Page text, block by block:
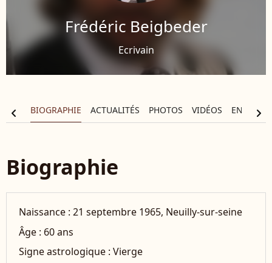
Frédéric Beigbeder
Ecrivain
BIOGRAPHIE ACTUALITÉS PHOTOS VIDÉOS
chevron_left chevron_right
Biographie
Naissance :21 septembre 1965, Neuilly-sur-seine
Âge : 60 ans
Signe astrologique :Vierge